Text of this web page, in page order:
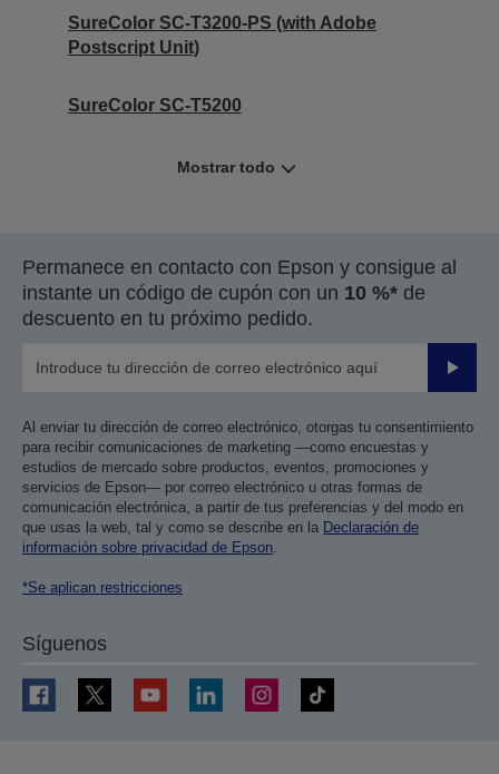
SureColor SC-T3200-PS (with Adobe
Postscript Unit)
SureColor SC-T5200
Mostrar todo
Permanece en contacto con Epson y consigue al
instante un código de cupón con un 10 %* de
descuento en tu próximo pedido.
Enviar
Al enviar tu dirección de correo electrónico, otorgas tu consentimiento
para recibir comunicaciones de marketing —como encuestas y
estudios de mercado sobre productos, eventos, promociones y
servicios de Epson— por correo electrónico u otras formas de
comunicación electrónica, a partir de tus preferencias y del modo en
que usas la web, tal y como se describe en la Declaración de
información sobre privacidad de Epson
*Se aplican restricciones
Síguenos